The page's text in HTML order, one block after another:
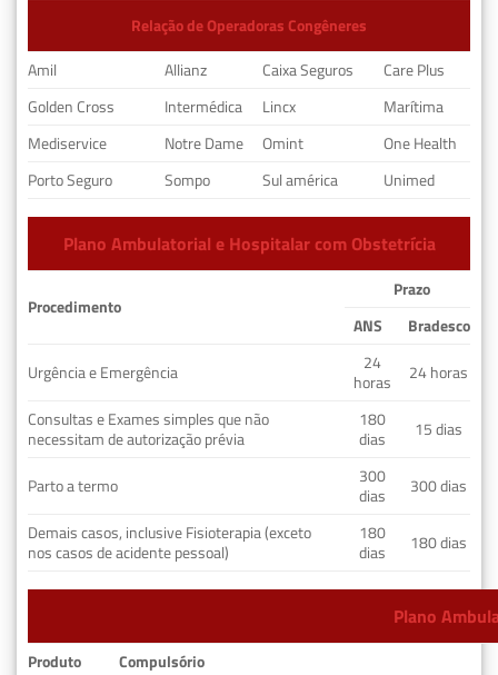
Relação de Operadoras Congêneres
Amil
Allianz Caixa Seguros
Care Plus
Golden Cross
Intermédica Lincx
Marítima
Mediservice
Notre Dame Omint
One Health
Porto Seguro
Sompo Sul américa Unimed
Plano Ambulatorial e Hospitalar com Obstetrícia
Procedimento
Prazo
ANS
Bradesco
Urgência e Emergência
24
horas
24 horas
Consultas e Exames simples que não
necessitam de autorização prévia
180
dias
15 dias
Parto a termo
300
dias
300 dias
Demais casos, inclusive Fisioterapia (exceto
nos casos de acidente pessoal)
180
dias
180 dias
Plano
Produto
Compulsório